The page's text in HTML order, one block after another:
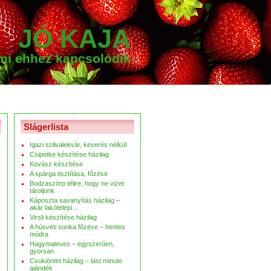
JÓ KAJA
ehhez kapcsolódik
Slágerlista
Igazi szilvalekvár, keverés nélkül
Csipetke készítése házilag
Kovász készítése
A spárga tisztítása, főzése
Bodzaszörp télire, hogy ne vizet
tároljunk
Káposzta savanyítás házilag –
akár lakótelepi…
Virsli készítése házilag
A húsvéti sonka főzése – hentes
módra
Hagymaleves – egyszerűen,
gyorsan
Csokiöntet házilag – last minute
ajándék